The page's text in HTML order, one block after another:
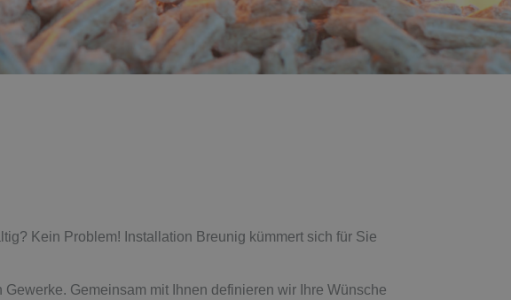
Kein Problem! Installation Breunig kümmert sich für Sie
Gemeinsam mit Ihnen definieren wir Ihre Wünsche